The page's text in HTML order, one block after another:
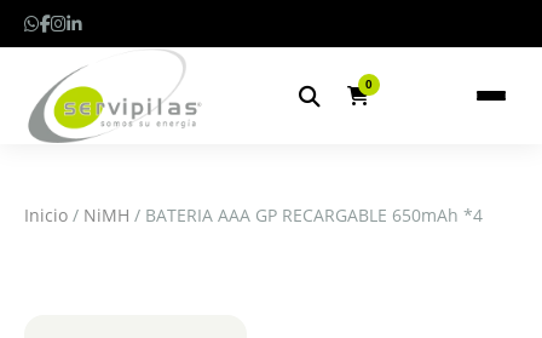
0
Inicio / NiMH / BATERIA AAA GP RECARGABLE 650mAh *4